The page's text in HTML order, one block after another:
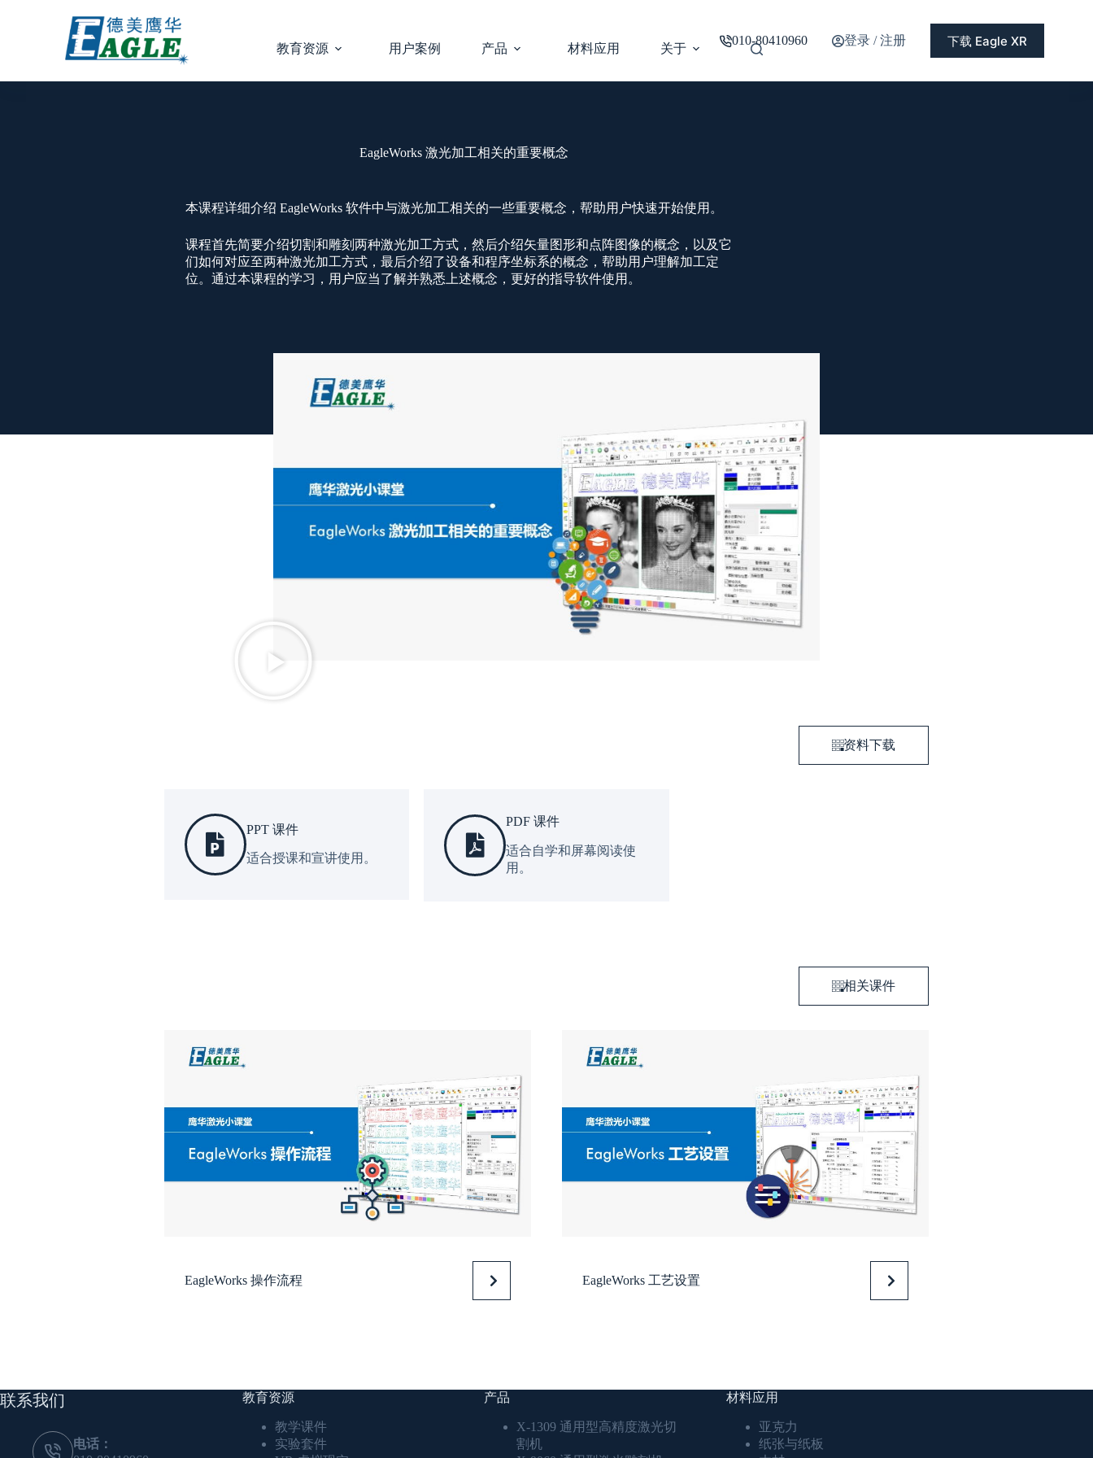
010-80410960 登录 / 注册 下载 Eagle XR
教育资源 用户案例 产品 材料应用 关于
EagleWorks 激光加工相关的重要概念
本课程详细介绍 EagleWorks 软件中与激光加工相关的一些重要概念，帮助用户快速开始使用。
课程首先简要介绍切割和雕刻两种激光加工方式，然后介绍矢量图形和点阵图像的概念，以及它
们如何对应至两种激光加工方式，最后介绍了设备和程序坐标系的概念，帮助用户理解加工定
位。通过本课程的学习，用户应当了解并熟悉上述概念，更好的指导软件使用。
资料下载
PPT 课件
适合授课和宣讲使用。
PDF 课件
适合自学和屏幕阅读使
用。
相关课件
EagleWorks 操作流程 EagleWorks 工艺设置
联系我们
电话：
教育资源
教学课件
实验套件
产品
X-1309 通用型高精度激光切
割机
材料应用
亚克力
纸张与纸板